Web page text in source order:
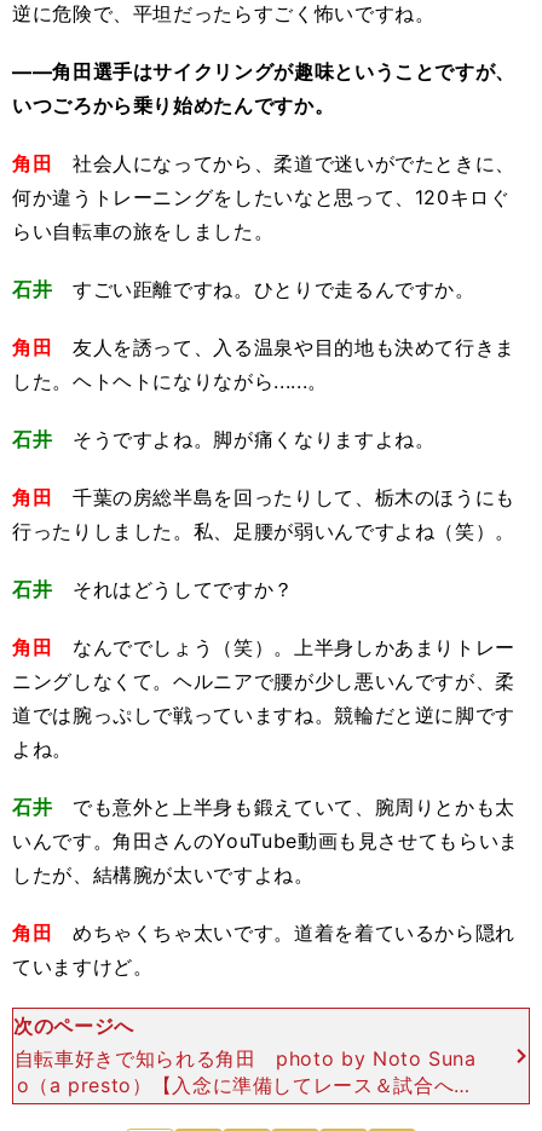
逆に危険で、平坦だったらすごく怖いですね。
――角田選手はサイクリングが趣味ということですが、
いつごろから乗り始めたんですか。
角田
社会人になってから、柔道で迷いがでたときに、
何か違うトレーニングをしたいなと思って、120キロぐ
らい自転車の旅をしました。
石井 すごい距離ですね。ひとりで走るんですか。
角田
友人を誘って、入る温泉や目的地も決めて行きま
した。ヘトヘトになりながら......。
石井 そうですよね。脚が痛くなりますよね。
角田
千葉の房総半島を回ったりして、栃木のほうにも
行ったりしました。私、足腰が弱いんですよね（笑）。
石井 それはどうしてですか？
角田
なんででしょう（笑）。上半身しかあまりトレー
ニングしなくて。ヘルニアで腰が少し悪いんですが、柔
道では腕っぷしで戦っていますね。競輪だと逆に脚です
よね。
石井 でも意外と上半身も鍛えていて、腕周りとかも太
いんです。角田さんのYouTube動画も見させてもらいま
したが、結構腕が太いですよね。
角田
めちゃくちゃ太いです。道着を着ているから隠れ
ていますけど。
次のページへ
自転車好きで知られる角田 photo by Noto Suna
o（a presto）【入念に準備してレース＆試合へ】
――おふたりは、レースをしているとき、試合をし